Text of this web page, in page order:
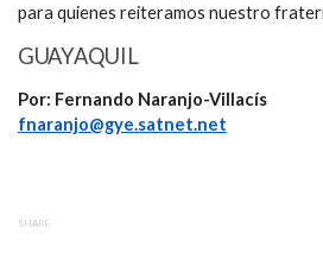
para quienes reiteramos nuestro
GUAYAQUIL
Por: Fernando Naranjo-Villacís
fnaranjo@gye.satnet.net
SHARE